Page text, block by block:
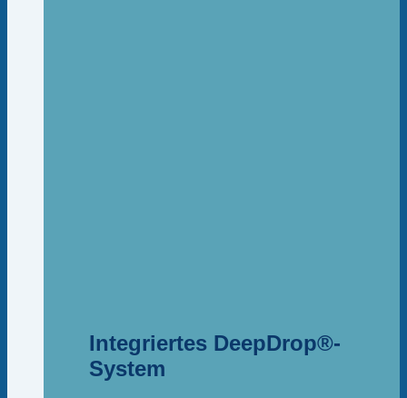
Integriertes DeepDrop®-
System